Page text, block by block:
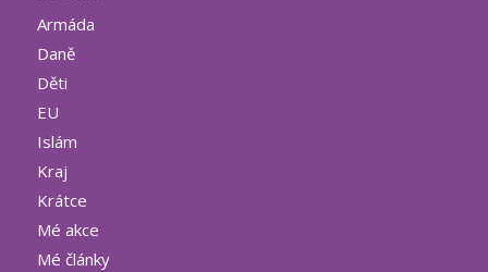
Armáda
Daně
Děti
EU
Islám
Kraj
Krátce
Mé akce
Mé články